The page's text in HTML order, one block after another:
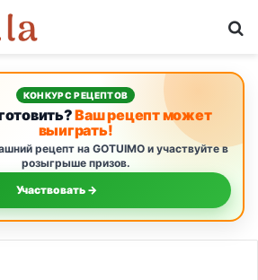
КОНКУРС РЕЦЕПТОВ
Ваш рецепт может
выиграть!
рецепт на GOTUIMO и участвуйте в
розыгрыше призов.
Участвовать →